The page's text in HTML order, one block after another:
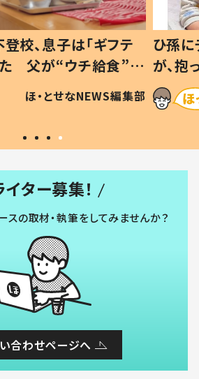
校、息子は「ギフテ
た 父が“ウチ給食”を
理由とは #令和の親
ほ・とせなNEWS編集部
ひ孫
が、
「涙が
い」
イター募集！
スの取材・執筆をしてみませんか？
合わせページへ